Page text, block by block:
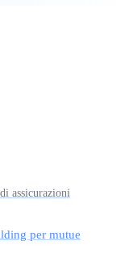
assicurazioni
per mutue